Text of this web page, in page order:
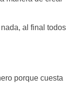
al final todos
porque cuesta